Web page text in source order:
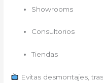
Showrooms
Consultorios
Tiendas
Evitas desmontajes,